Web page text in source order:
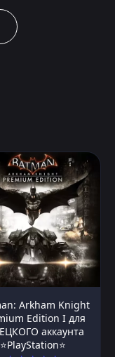
Arkham Knight
Edition I для
аккаунта
⭐PlayStation⭐